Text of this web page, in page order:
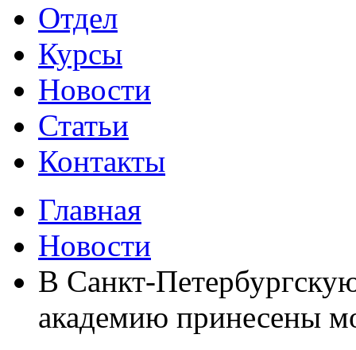
Отдел
Курсы
Новости
Статьи
Контакты
Главная
Новости
В Санкт-
академию принесены